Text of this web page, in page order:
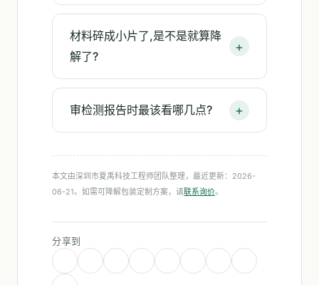
材料碎成小片了,是不是就算降
解了?
审检测报告时最该看哪几点?
本文由深圳市夏禹科技工程师团队整理，最近更新：2026-
06-21。如需可降解包装定制方案，请联系询价。
分享到